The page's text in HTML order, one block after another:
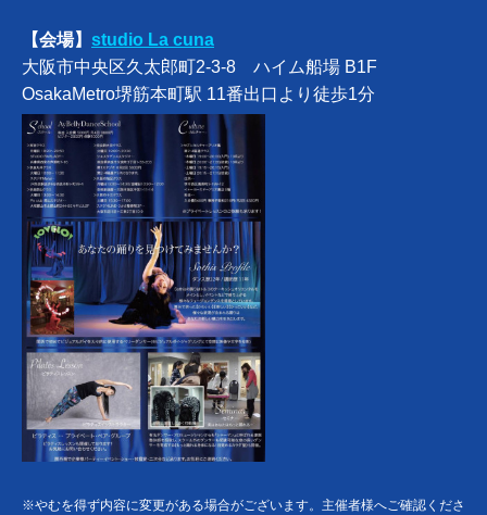
【会場】 studio La cuna
大阪市中央区久太郎町2-3-8 ハイム船場 B1F
OsakaMetro堺筋本町駅 11番出口より徒歩1分
※やむを得ず内容に変更がある場合がございます。主催者様へご確認くださ